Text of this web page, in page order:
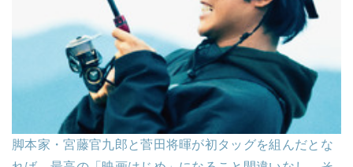
脚本家・宮藤官九郎と菅田将暉が初タッグを組んだとな